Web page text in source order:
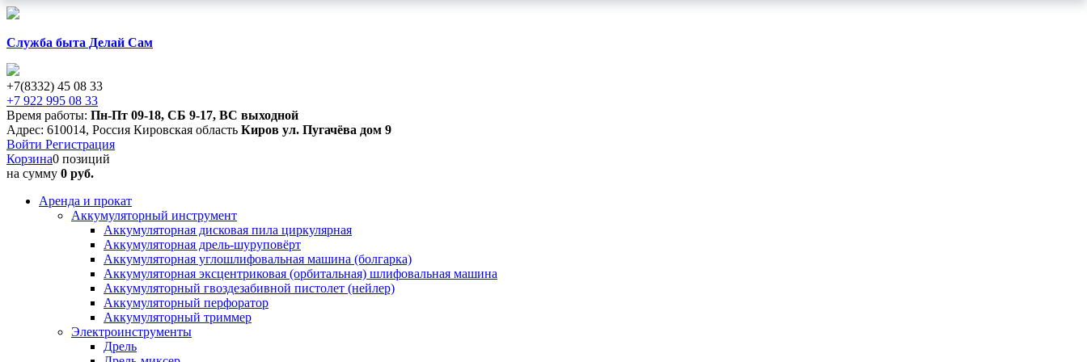
Служба быта Делай Сам
+7(8332) 45 08 33
+7 922 995 08 33
Время работы: Пн-Пт 09-18, СБ 9-17, ВС выходной
Адрес: 610014, Россия Кировская область Киров ул. Пугачёва дом 9
Войти Регистрация
Корзина0 позиций
на сумму 0 руб.
Аренда и прокат
Аккумуляторный инструмент
Аккумуляторная дисковая пила циркулярная
Аккумуляторная дрель-шуруповёрт
Аккумуляторная углошлифовальная машина (болгарка)
Аккумуляторная эксцентриковая (орбитальная) шлифовальная машина
Аккумуляторный гвоздезабивной пистолет (нейлер)
Аккумуляторный перфоратор
Аккумуляторный триммер
Электроинструменты
Дрель